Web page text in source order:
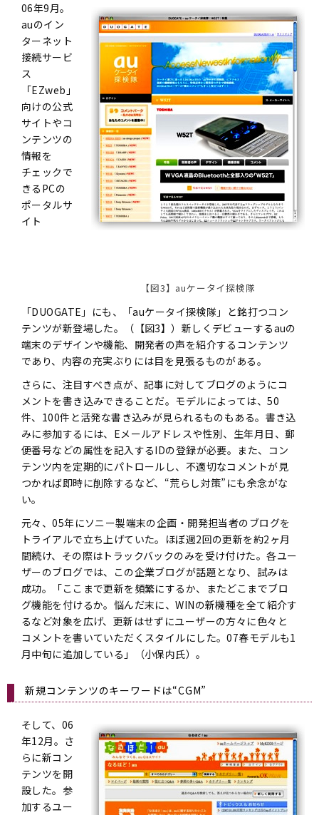
【図3】auケータイ探検隊
06年9月。
auのイン
ターネット
接続サービ
ス
「EZweb」
向けの公式
サイトやコ
ンテンツの
情報を
チェックで
きるPCの
ポータルサ
イト
「DUOGATE」にも、「auケータイ探検隊」と銘打つコン
テンツが新登場した。（【図3】）新しくデビューするauの
端末のデザインや機能、開発者の声を紹介するコンテンツ
であり、内容の充実ぶりには目を見張るものがある。
さらに、注目すべき点が、記事に対してブログのようにコ
メントを書き込みできることだ。モデルによっては、50
件、100件と活発な書き込みが見られるものもある。書き込
みに参加するには、Eメールアドレスや性別、生年月日、郵
便番号などの属性を記入するIDの登録が必要。また、コン
テンツ内を定期的にパトロールし、不適切なコメントが見
つかれば即時に削除するなど、“荒らし対策”にも余念がな
い。
元々、05年にソニー製端末の企画・開発担当者のブログを
トライアルで立ち上げていた。ほぼ週2回の更新を約2ヶ月
間続け、その際はトラックバックのみを受け付けた。各ユー
ザーのブログでは、この企業ブログが話題となり、試みは
成功。「ここまで更新を頻繁にするか、またどこまでブロ
グ機能を付けるか。悩んだ末に、WINの新機種を全て紹介す
るなど対象を広げ、更新はせずにユーザーの方々に色々と
コメントを書いていただくスタイルにした。07春モデルも1
月中旬に追加している」（小保内氏）。
新規コンテンツのキーワードは“CGM”
そして、06
年12月。さ
らに新コン
テンツを開
設した。参
加するユー